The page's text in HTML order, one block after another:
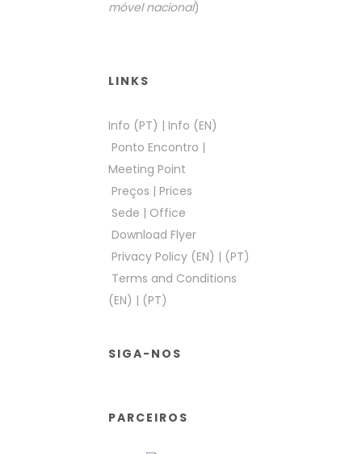
móvel nacional)
LINKS
Info (PT) | Info (EN)
Ponto Encontro |
Meeting Point
Preços | Prices
Sede | Office
Download Flyer
Privacy Policy (EN) | (PT)
Terms and Conditions
(EN) | (PT)
SIGA-NOS
PARCEIROS